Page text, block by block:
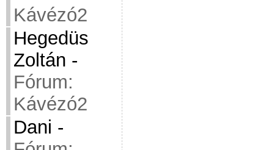
Kávézó2
Hegedüs
Zoltán -
Fórum:
Kávézó2
Dani -